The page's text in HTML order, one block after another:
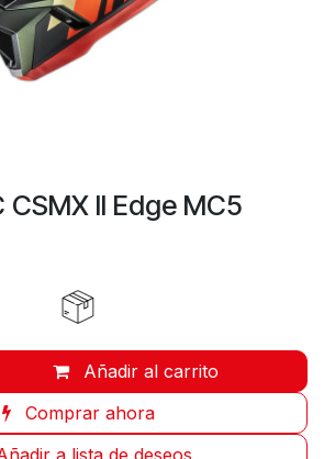
CSMX II Edge MC5
Añadir al carrito
Comprar ahora
a lista de deseos